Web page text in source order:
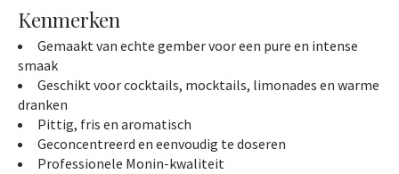
Kenmerken
Gemaakt van echte gember voor een pure en intense
smaak
Geschikt voor cocktails, mocktails, limonades en warme
dranken
Pittig, fris en aromatisch
Geconcentreerd en eenvoudig te doseren
Professionele Monin-kwaliteit